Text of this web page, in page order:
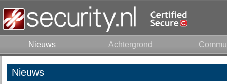
Nieuws Achtergrond
Nieuws